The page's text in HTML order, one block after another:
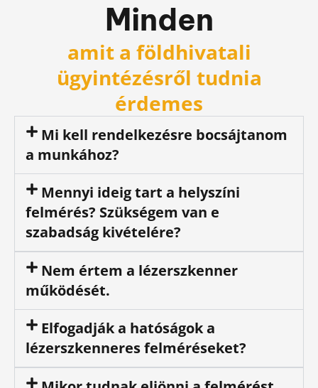
Minden
amit a földhivatali
ügyintézésről tudnia
érdemes
Mi kell rendelkezésre bocsájtanom
a munkához?
Mennyi ideig tart a helyszíni
felmérés? Szükségem van e
szabadság kivételére?
Nem értem a lézerszkenner
működését.
Elfogadják a hatóságok a
lézerszkenneres felméréseket?